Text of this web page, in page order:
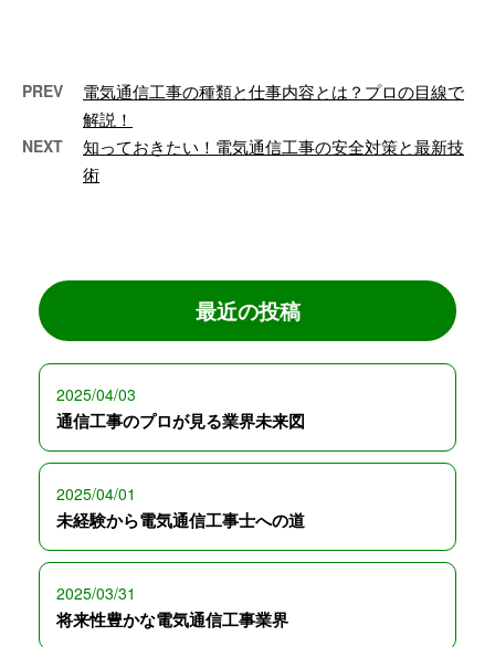
PREV
電気通信工事の種類と仕事内容とは？プロの目線で
解説！
NEXT
知っておきたい！電気通信工事の安全対策と最新技
術
最近の投稿
2025/04/03
通信工事のプロが見る業界未来図
2025/04/01
未経験から電気通信工事士への道
2025/03/31
将来性豊かな電気通信工事業界